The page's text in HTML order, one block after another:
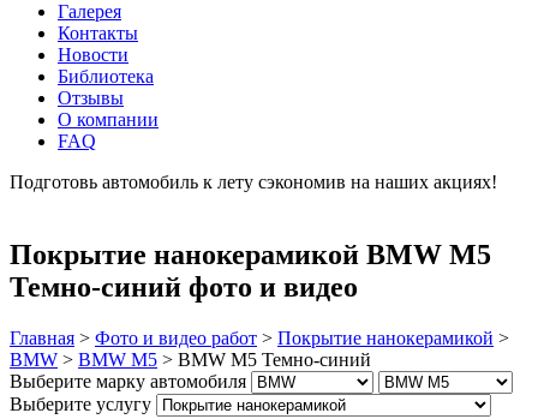
Галерея
Контакты
Новости
Библиотека
Отзывы
О компании
FAQ
Подготовь автомобиль к лету сэкономив на наших акциях!
Покрытие нанокерамикой BMW M5
Темно-синий фото и видео
Главная > Фото и видео работ > Покрытие нанокерамикой >
BMW > BMW M5 > BMW M5 Темно-синий
Выберите марку автомобиля
Выберите услугу